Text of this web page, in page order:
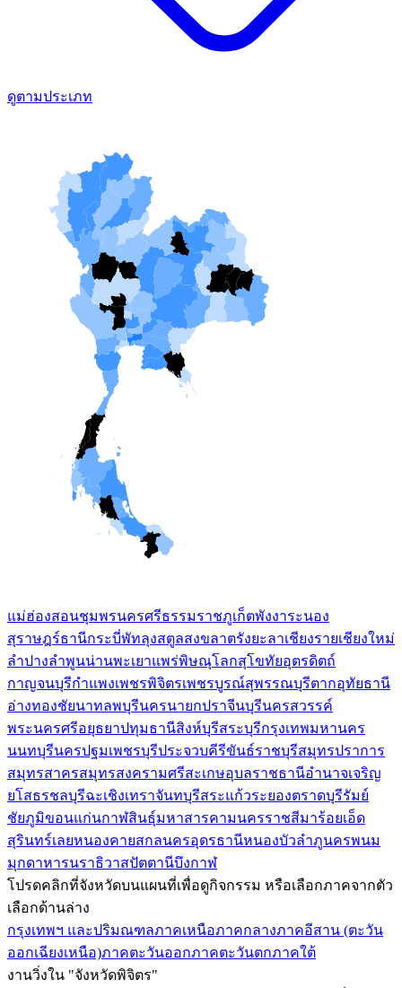
ดูตามประเภท
แม่ฮ่องสอนชุมพรนครศรีธรรมราชภูเก็ตพังงาระนอง
สุราษฎร์ธานีกระบี่พัทลุงสตูลสงขลาตรังยะลาเชียงรายเชียงใหม่
ลำปางลำพูนน่านพะเยาแพร่พิษณุโลกสุโขทัยอุตรดิตถ์
กาญจนบุรีกำแพงเพชรพิจิตรเพชรบูรณ์สุพรรณบุรีตากอุทัยธานี
อ่างทองชัยนาทลพบุรีนครนายกปราจีนบุรีนครสวรรค์
พระนครศรีอยุธยาปทุมธานีสิงห์บุรีสระบุรีกรุงเทพมหานคร
นนทบุรีนครปฐมเพชรบุรีประจวบคีรีขันธ์ราชบุรีสมุทรปราการ
สมุทรสาครสมุทรสงครามศรีสะเกษอุบลราชธานีอำนาจเจริญ
ยโสธรชลบุรีฉะเชิงเทราจันทบุรีสระแก้วระยองตราดบุรีรัมย์
ชัยภูมิขอนแก่นกาฬสินธุ์มหาสารคามนครราชสีมาร้อยเอ็ด
สุรินทร์เลยหนองคายสกลนครอุดรธานีหนองบัวลำภูนครพนม
มุกดาหารนราธิวาสปัตตานีบึงกาฬ
โปรดคลิกที่จังหวัดบนแผนที่เพื่อดูกิจกรรม หรือเลือกภาคจากตัว
เลือกด้านล่าง
กรุงเทพฯ และปริมณฑลภาคเหนือภาคกลางภาคอีสาน (ตะวัน
ออกเฉียงเหนือ)ภาคตะวันออกภาคตะวันตกภาคใต้
งานวิ่งใน "จังหวัดพิจิตร"